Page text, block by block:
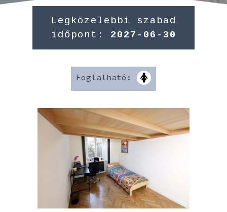
Legközelebbi szabad
időpont:
2027-06-30
Foglalható: